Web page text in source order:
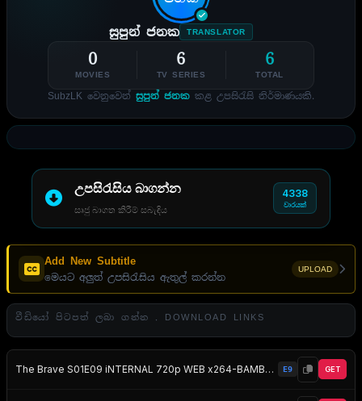
සුපුන් ජනක TRANSLATOR
0
MOVIES
6
TV SERIES
6
TOTAL
SubzLK වෙනුවෙන් සුපුන් ජනක කළ උපසිරැසි නිර්මාණයකි.
උපසිරැසිය බාගන්න
සෘජු බාගත කිරීම් සබැඳිය
4338
වාරයක්
Add New Subtitle
මෙයට අලුත් උපසිරැසිය ඇතුල් කරන්න
UPLOAD
වීඩියෝ පිටපත් ලබා ගන්න . DOWNLOAD LINKS
The Brave S01E09 iNTERNAL 720p WEB x264-BAMBOOZLE EZTV E9 GET